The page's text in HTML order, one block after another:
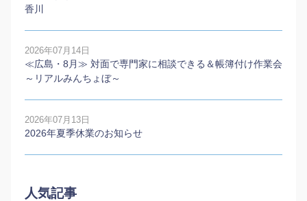
香川
2026年07月14日
≪広島・8月≫ 対面で専門家に相談できる＆帳簿付け作業会
～リアルみんちょぼ～
2026年07月13日
2026年夏季休業のお知らせ
人気記事